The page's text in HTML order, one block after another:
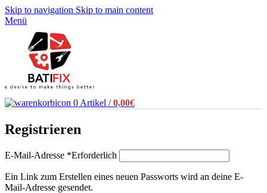
Skip to navigation Skip to main content
Menü
0 Artikel / 0,00€
Registrieren
E-Mail-Adresse *Erforderlich
Ein Link zum Erstellen eines neuen Passworts wird an deine E-
Mail-Adresse gesendet.